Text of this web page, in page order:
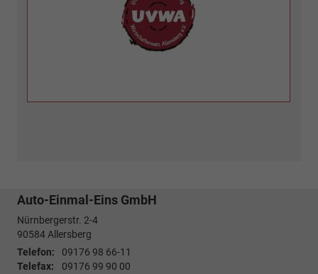
Auto-Einmal-Eins GmbH
Nürnbergerstr. 2-4
90584Allersberg
Telefon:
09176 98 66-11
Telefax:
09176 99 90 00